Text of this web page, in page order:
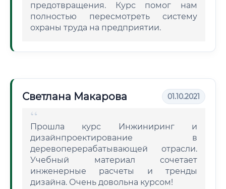
предотвращения. Курс помог нам
полностью пересмотреть систему
охраны труда на предприятии.
Светлана Макарова 01.10.2021
Прошла курс Инжиниринг и
дизайнпроектирование в
деревоперерабатывающей отрасли.
Учебный материал сочетает
инженерные расчеты и тренды
дизайна. Очень довольна курсом!